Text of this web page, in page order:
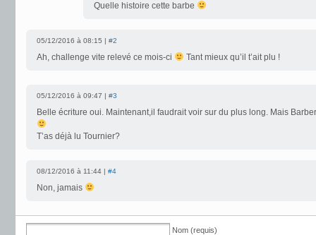
Quelle histoire cette barbe
05/12/2016 à 08:15 | #2
Ah, challenge vite relevé ce mois-ci Tant mieux qu’il t’ait plu !
05/12/2016 à 09:47 | #3
Belle écriture oui. Maintenant,il faudrait voir sur du plus long. Mais
T’as déjà lu Tournier?
08/12/2016 à 11:44 | #4
Non, jamais
Nom (requis)